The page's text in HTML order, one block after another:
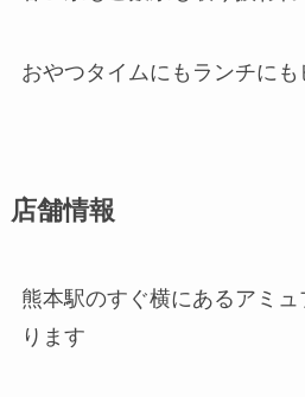
おやつタイムにもランチにも
店舗情報
熊本駅のすぐ横にあるアミ
ります